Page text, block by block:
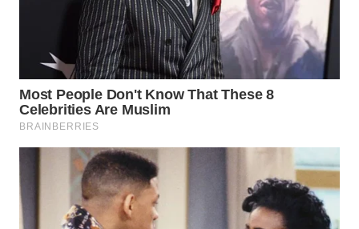
SUMEDANG
CIANJUR
WN
KEPULAUAN
SERIBU
WN